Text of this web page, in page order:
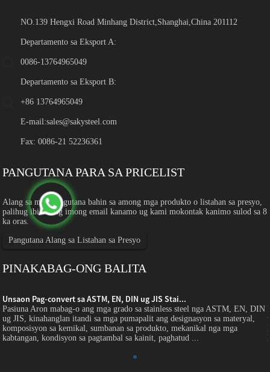
NO.139 Hengxi Road Minhang District,Shanghai,China 201112
Departamento sa Eksport A:
0086-13764965049
Departamento sa Eksport B:
+86 13764965049
E-mail:sales@sakysteel.com
Fax: 0086-21 52236361
PANGUTANA PARA SA PRICELIST
Alang sa mga pangutana bahin sa among mga produkto o listahan sa presyo,
palihug ibilin ang imong email kanamo ug kami mokontak kanimo sulod sa 8
ka oras.
Pangutana Alang sa Listahan sa Presyo
PINAKABAG-ONG BALITA
Unsaon Pag-convert sa ASTM, EN, DIN ug JIS Stai...
Pasiuna Aron mabag-o ang mga grado sa stainless steel nga ASTM, EN, DIN
ug JIS, kinahanglan itandi sa mga pumapalit ang designasyon sa materyal,
komposisyon sa kemikal, sumbanan sa produkto, mekanikal nga mga
kabtangan, kondisyon sa pagtambal sa kainit, paghatud ...